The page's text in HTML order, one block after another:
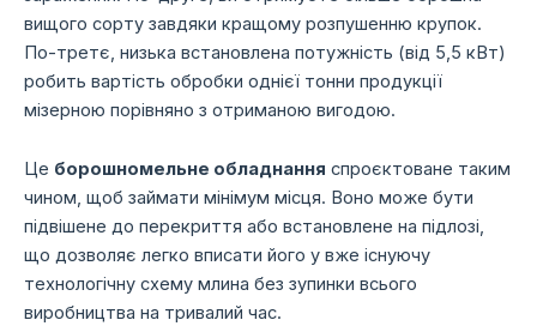
вищого сорту завдяки кращому розпушенню крупок.
По-третє, низька встановлена потужність (від 5,5 кВт)
робить вартість обробки однієї тонни продукції
мізерною порівняно з отриманою вигодою.
Це борошномельне обладнання спроєктоване таким
чином, щоб займати мінімум місця. Воно може бути
підвішене до перекриття або встановлене на підлозі,
що дозволяє легко вписати його у вже існуючу
технологічну схему млина без зупинки всього
виробництва на тривалий час.